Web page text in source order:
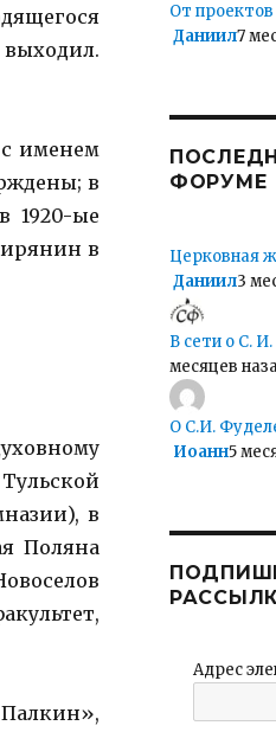
именем
в
1920-ые
в
в
Поляна
От
Даниил7
ФОРУМЕ
Церковная
Даниил3
В сети о С.
месяцев
О С.И.
Иоанн5
Адрес